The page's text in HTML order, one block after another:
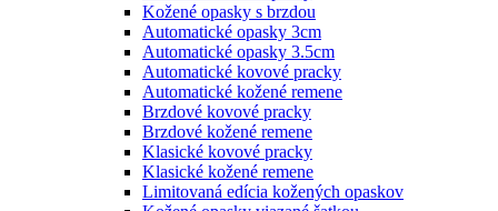
Kožené opasky s brzdou
Automatické opasky 3cm
Automatické opasky 3.5cm
Automatické kovové pracky
Automatické kožené remene
Brzdové kovové pracky
Brzdové kožené remene
Klasické kovové pracky
Klasické kožené remene
Limitovaná edícia kožených opaskov